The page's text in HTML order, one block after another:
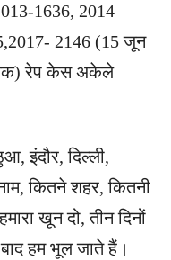
1636, 2014
2146 (15 जून
रेप केस अकेले
इंदौर, दिल्ली,
कितने शहर, कितनी
खून दो, तीन दिनों
हम भूल जाते हैं।